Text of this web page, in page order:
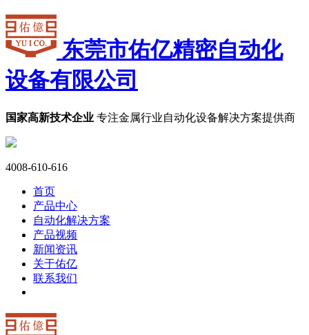
东莞市佑亿精密自动化
设备有限公司
国家高新技术企业 专注金属行业自动化设备解决方案提供商
4008-610-616
首页
产品中心
自动化解决方案
产品视频
新闻资讯
关于佑亿
联系我们